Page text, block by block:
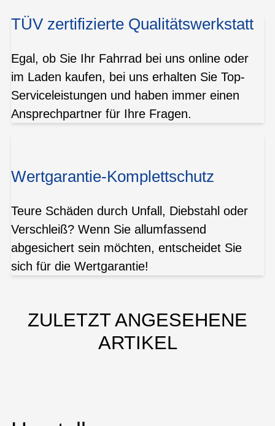
TÜV zertifizierte Qualitätswerkstatt
Egal, ob Sie Ihr Fahrrad bei uns online oder
im Laden kaufen, bei uns erhalten Sie Top-
Serviceleistungen und haben immer einen
Ansprechpartner für Ihre Fragen.
Wertgarantie-Komplettschutz
Teure Schäden durch Unfall, Diebstahl oder
Verschleiß? Wenn Sie allumfassend
abgesichert sein möchten, entscheidet Sie
sich für die Wertgarantie!
ZULETZT ANGESEHENE
ARTIKEL